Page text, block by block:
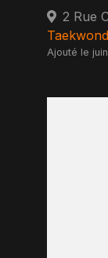
2 Rue
Ajouté le